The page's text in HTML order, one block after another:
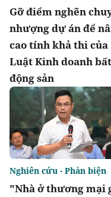
Gỡ điểm nghẽn
nhượng dự án để
cao tính khả thi của
Luật Kinh doanh bất
động sản
"Nhà ở thương mại
Nghiên cứu - Phản biện